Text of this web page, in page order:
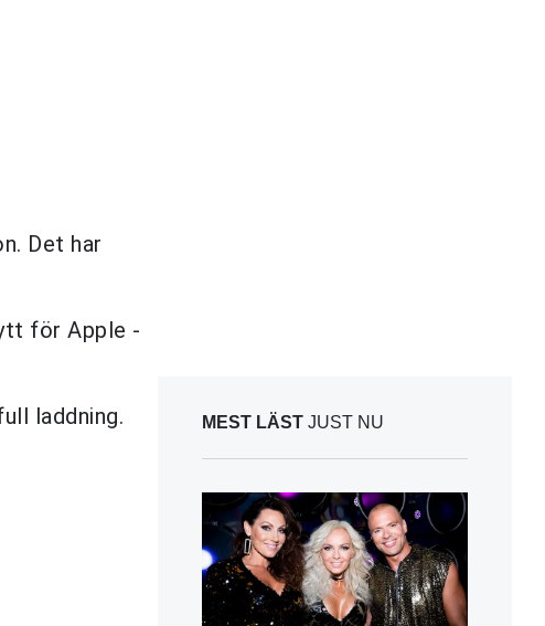
Det har
för Apple -
laddning.
MEST LÄST JUST NU